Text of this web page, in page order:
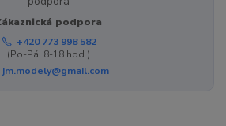
podpora
+420 773 998 582
(Po-Pá, 8-18 hod.)
jm.modely@gmail.com